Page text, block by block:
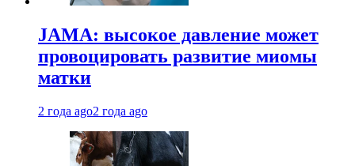
JAMA: высокое давление может
провоцировать развитие миомы
матки
2 года ago2 года ago